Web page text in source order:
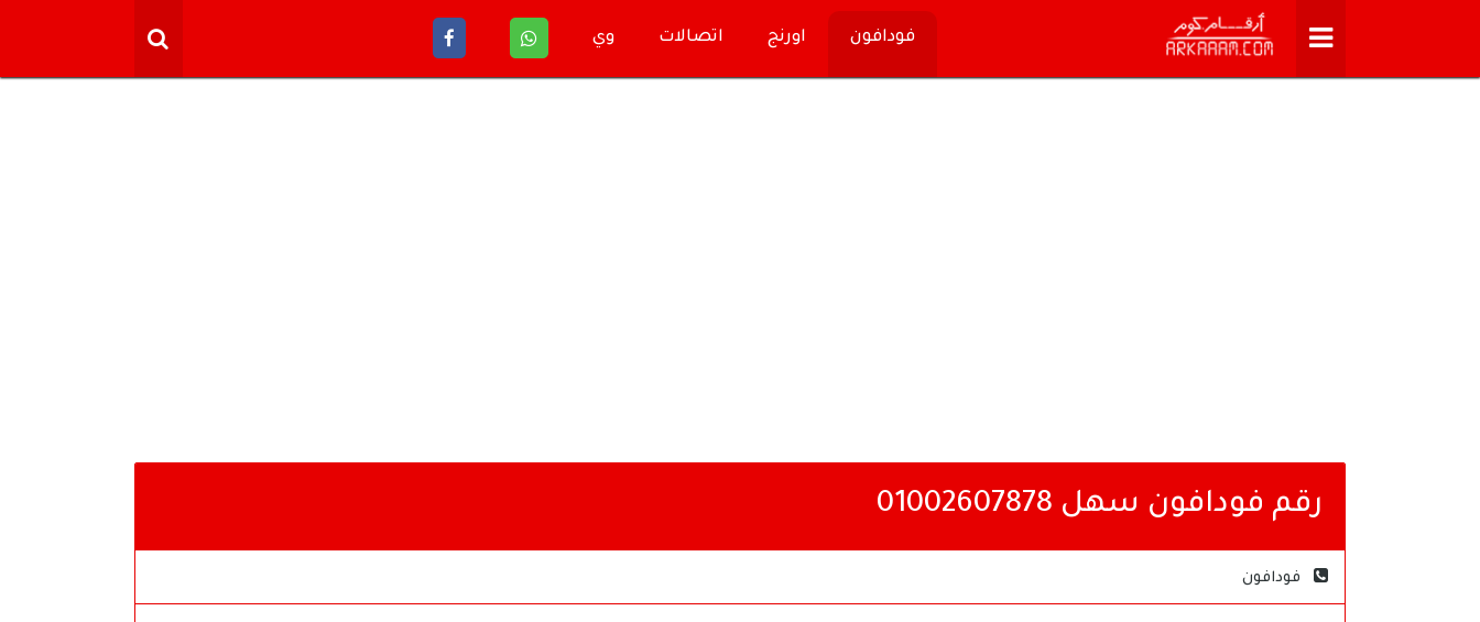
فودافون اورنج اتصالات وي
رقم فودافون سهل 01002607878
فودافون